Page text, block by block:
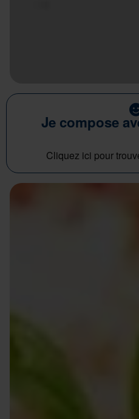
Je compose
Cliquez ici pour